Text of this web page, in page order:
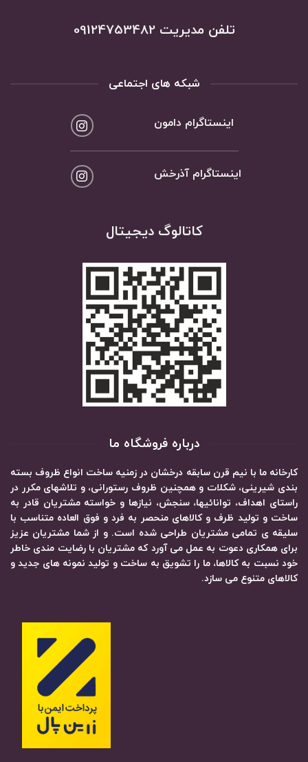
تلفن مدیریت 09124753482
شبکه های اجتماعی
اینستاگرام دامون
اینستاگرام آذرخش
کاتالوگ دیجیتال
درباره فروشگاه ما
کارخانه ما با نیم قرن سابقه درخشان در زمنیه ساخت انواع ظروف بسته
بندی شیرینی، شکلات و همچنین ظروف رستورانی، و تلاشهای مکرر در
راستای اهداف، توانائیها، سنجش، نیازها و خواسته مشتریان قادر به
ساخت و تولید ظرف و کالاهای منحصر به فرد و فوق العاده متناسب با
سلیقه ی تمامی مشتریان طراحی شده است. و از شما مشتریان عزیز
برای همکاری دعوت به عمل می آورد که مشتریان با رضایت مندی خاطر
خود نسبت به کالاها، ما را تشویق به ساخت و تولید نمونه های جدید و
کالاهای متنوع می سازد.